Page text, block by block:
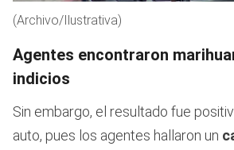
(Archivo/Ilustrativa)
Agentes encontraron
indicios
Sin embargo, el resultado fue
auto, pues los agentes hallaron un